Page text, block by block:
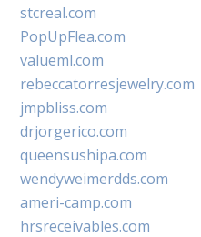
stcreal.com
PopUpFlea.com
valueml.com
rebeccatorresjewelry.com
jmpbliss.com
drjorgerico.com
queensushipa.com
wendyweimerdds.com
ameri-camp.com
hrsreceivables.com